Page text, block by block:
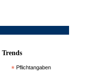
* Pflichtangaben